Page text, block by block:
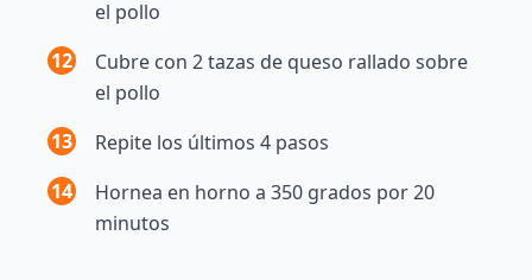
el pollo
12
Cubre con 2 tazas de queso rallado sobre
el pollo
13
Repite los últimos 4 pasos
14
Hornea en horno a 350 grados por 20
minutos